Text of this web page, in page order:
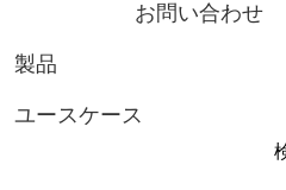
お問い合わせ
製品
ユースケース